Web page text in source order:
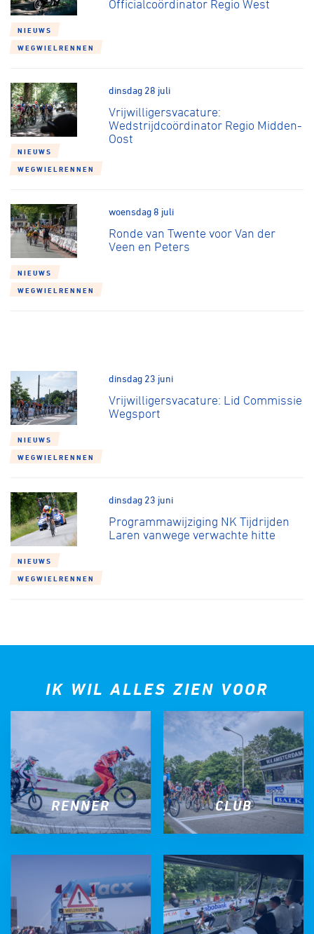
NIEUWS
WEGWIELRENNEN
Officialcoördinator Regio West
NIEUWS
WEGWIELRENNEN
dinsdag 28 juli
Vrijwilligersvacature:
Wedstrijdcoördinator Regio Midden-
Oost
NIEUWS
WEGWIELRENNEN
woensdag 8 juli
Ronde van Twente voor Van der
Veen en Peters
NIEUWS
WEGWIELRENNEN
dinsdag 23 juni
Vrijwilligersvacature: Lid Commissie
Wegsport
NIEUWS
WEGWIELRENNEN
dinsdag 23 juni
Programmawijziging NK Tijdrijden
Laren vanwege verwachte hitte
IK WIL ALLES ZIEN VOOR
RENNER CLUB